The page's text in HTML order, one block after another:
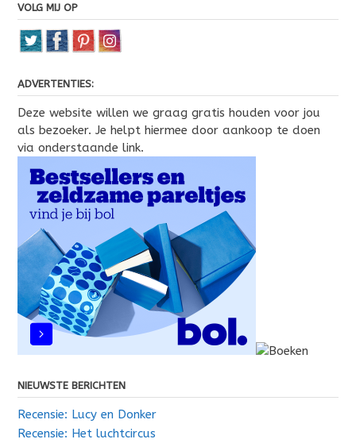
VOLG MIJ OP
ADVERTENTIES:
Deze website willen we graag gratis houden voor jou
als bezoeker. Je helpt hiermee door aankoop te doen
via onderstaande link.
NIEUWSTE BERICHTEN
Recensie: Lucy en Donker
Recensie: Het luchtcircus